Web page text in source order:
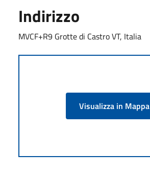
Indirizzo
MVCF+R9 Grotte di Castro VT, Italia
Visualizza in Mappa